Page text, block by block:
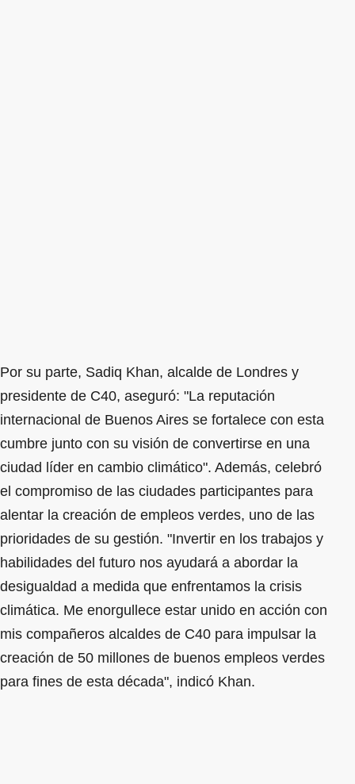
Por su parte, Sadiq Khan, alcalde de Londres y
presidente de C40, aseguró: "La reputación
internacional de Buenos Aires se fortalece con esta
cumbre junto con su visión de convertirse en una
ciudad líder en cambio climático". Además, celebró
el compromiso de las ciudades participantes para
alentar la creación de empleos verdes, uno de las
prioridades de su gestión. "Invertir en los trabajos y
habilidades del futuro nos ayudará a abordar la
desigualdad a medida que enfrentamos la crisis
climática. Me enorgullece estar unido en acción con
mis compañeros alcaldes de C40 para impulsar la
creación de 50 millones de buenos empleos verdes
para fines de esta década", indicó Khan.